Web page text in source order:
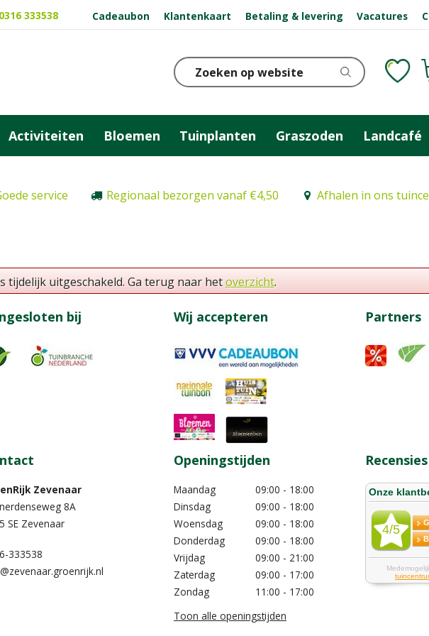
service Regionaal bezorgen vanaf €4,50 Afhalen in ons
0316 333538 Cadeaubon Klantenkaart Betaling & levering Vacatures
Activiteiten Bloemen Tuinplanten Graszoden Landcafé
tijdelijk uitgeschakeld. Ga terug naar hetoverzicht.
bij Wij accepteren Partners
Zevenaar​
8A
SE Zevenaar
333538
Openingstijden
Maandag
09:00 - 18:00
Dinsdag
09:00 - 18:00
Woensdag
09:00 - 18:00
Donderdag
09:00 - 18:00
Vrijdag
09:00 - 21:00
Zaterdag
09:00 - 17:00
Zondag
11:00 - 17:00
Toon alle openingstijden
Recensies